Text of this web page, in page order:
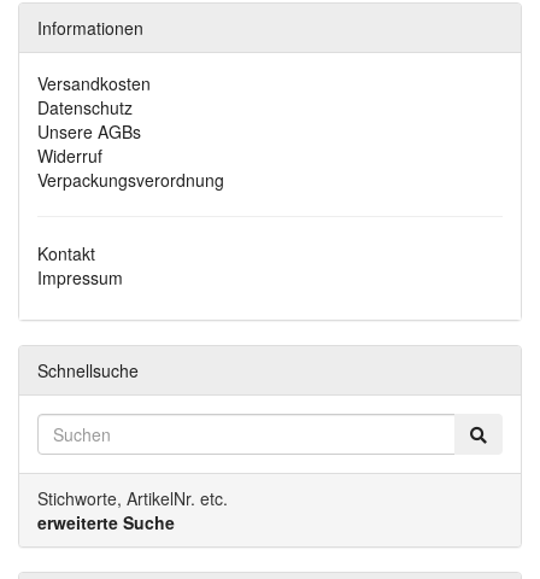
Informationen
Versandkosten
Datenschutz
Unsere AGBs
Widerruf
Verpackungsverordnung
Kontakt
Impressum
Schnellsuche
Stichworte, ArtikelNr. etc.
erweiterte Suche